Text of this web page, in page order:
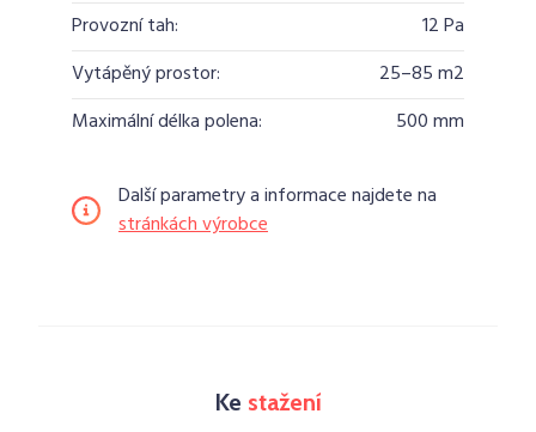
Provozní tah:
12 Pa
Vytápěný prostor:
25–85 m2
Maximální délka polena:
500 mm
Další parametry a informace najdete na
stránkách výrobce
Ke stažení